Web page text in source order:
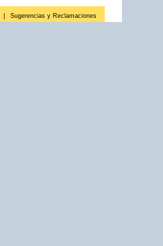
Sugerencias y Reclamaciones